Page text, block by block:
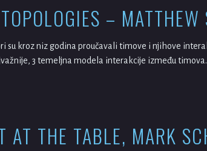
–
su kroz niz godina proučavali timove i njihove
3 temeljna modela interakcije između timova.
AT THE TABLE, MARK